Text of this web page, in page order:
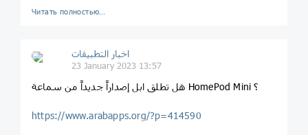
Читать полностью…
اخبار التطبيقات
23 January 2023 13:57
هل تطلق ابل إصداراً جديداً من سماعة HomePod Mini ؟
https://www.arabapps.org/?p=414590